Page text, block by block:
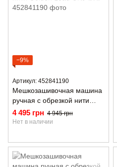
−9%
Артикул: 452841190
Мешкозашивочная машина
ручная с обрезкой нити
Golden Lead GK9-201
4 495 грн 4 945 грн
Нет в наличии